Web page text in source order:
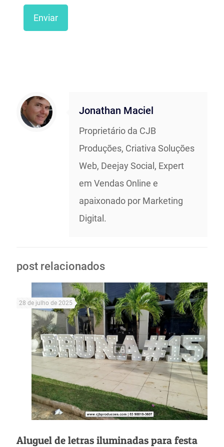
Jonathan Maciel
Proprietário da CJB
Produções, Criativa Soluções
Web, Deejay Social, Expert
em Vendas Online e
apaixonado por Marketing
Digital.
post relacionados
28 de julho de 2025
Aluguel de letras iluminadas para festa